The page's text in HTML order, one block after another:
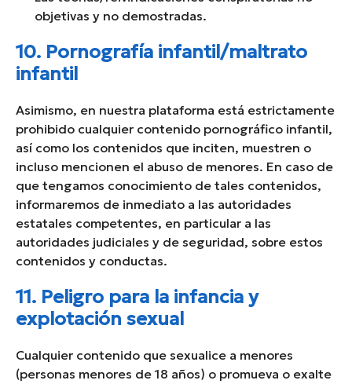
objetivas y no demostradas.
10. Pornografía infantil/maltrato
infantil
Asimismo, en nuestra plataforma está estrictamente
prohibido cualquier contenido pornográfico infantil,
así como los contenidos que inciten, muestren o
incluso mencionen el abuso de menores. En caso de
que tengamos conocimiento de tales contenidos,
informaremos de inmediato a las autoridades
estatales competentes, en particular a las
autoridades judiciales y de seguridad, sobre estos
contenidos y conductas.
11. Peligro para la infancia y
explotación sexual
Cualquier contenido que sexualice a menores
(personas menores de 18 años) o promueva o exalte